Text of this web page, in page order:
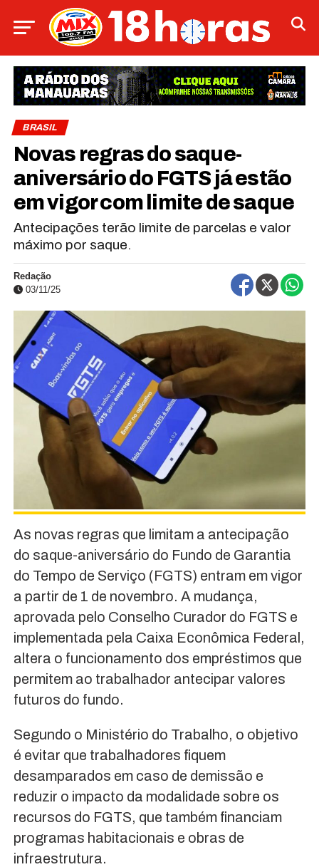
BRASIL
Novas regras do saque-
aniversário do FGTS já estão
em vigor com limite de saque
Antecipações terão limite de parcelas e valor
máximo por saque.
Redação
03/11/25
As novas regras que limitam a antecipação
do saque-aniversário do Fundo de Garantia
do Tempo de Serviço (FGTS) entram em vigor
a partir de 1 de novembro. A mudança,
aprovada pelo Conselho Curador do FGTS e
implementada pela Caixa Econômica Federal,
altera o funcionamento dos empréstimos que
permitem ao trabalhador antecipar valores
futuros do fundo.
Segundo o Ministério do Trabalho, o objetivo
é evitar que trabalhadores fiquem
desamparados em caso de demissão e
reduzir o impacto da modalidade sobre os
recursos do FGTS, que também financiam
programas habitacionais e obras de
infraestrutura.